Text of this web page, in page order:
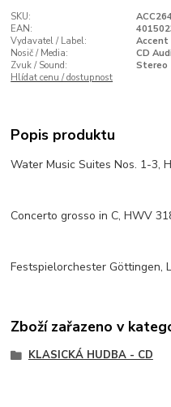
SKU:
EAN:
Vydavatel / Label:
Accent
Nosič / Media:
CD
Zvuk / Sound:
Stereo
Hlídat cenu / dostupnost
Popis produktu
Water Music Suites Nos. 1-3,
Concerto grosso in C, HWV
Festspielorchester Göttingen,
Zboží zařazeno v
KLASICKÁ HUDBA - CD